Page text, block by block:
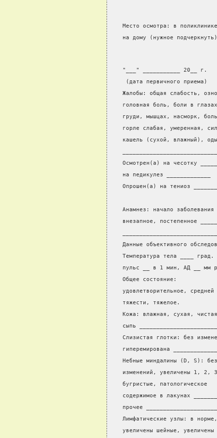
Место осмотра: в
на дому (нужное
"___" ___________ 20__ г.
(дата первичного приема)
Жалобы: общая слабость,
головная боль, боли в
груди, мышцах, насморк,
горле слабая, умеренная,
кашель (сухой, влажный),
Осмотрен(а) на чесотку
на педикулез
Опрошен(а) на тениоз
Анамнез: начало
внезапное, постепенное
Данные объективного
Температура тела ____
пульс __ в 1 мин, АД __ мм
Общее состояние:
удовлетворительное,
тяжести, тяжелое.
Кожа: влажная, сухая,
сыпь
Слизистая глотки: без
гиперемирована
Небные миндалины (D, S):
изменений, увеличены 1, 2,
бугристые,
содержимое в лакунах
прочее
Лимфатические узлы: в
увеличены шейные,